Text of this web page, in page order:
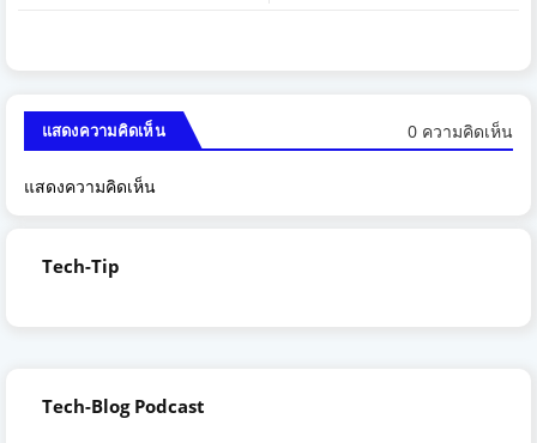
แสดงความคิดเห็น 0 ความคิดเห็น
แสดงความคิดเห็น
Tech-Tip
Tech-Blog Podcast